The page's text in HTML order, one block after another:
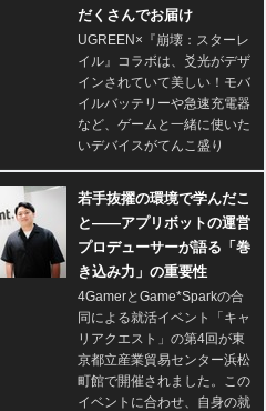
だくさんでお届け
UGREEN×『崩壊：スターレ
イル』コラボは、爻光がデザ
インされていて美しい！モバ
イルバッテリーや急速充電器
など、ゲームと一緒に使いた
いデバイスがてんこ盛り
若手抜擢の環境で学んだこ
と――アプリボットの運営
プロデューサーが語る「巻
き込み力」の重要性
4GamerとGame*Sparkの合
同による就活イベント「キャ
リアクエスト」の第4回が東
京都立産業貿易センター浜松
町館で開催されました。この
イベントに合わせ、自身の就